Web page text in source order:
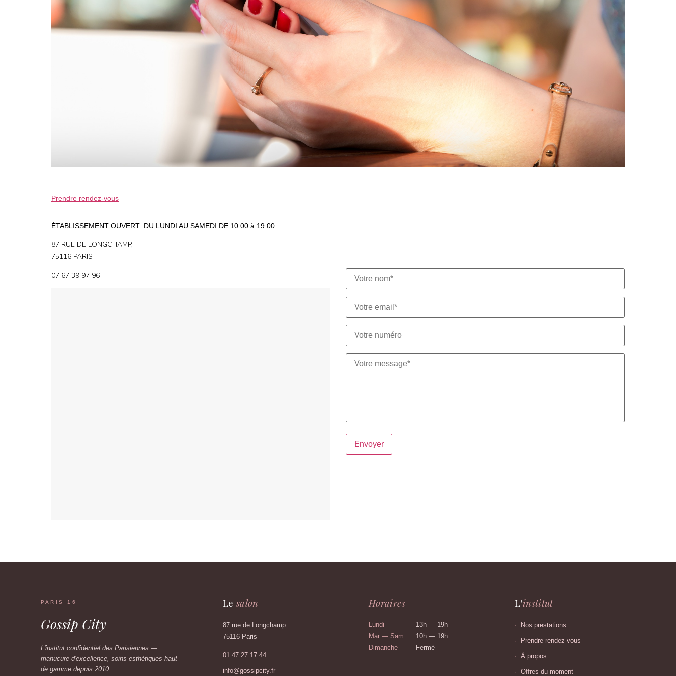
Prendre rendez-vous
ÉTABLISSEMENT OUVERT DU LUNDI AU SAMEDI DE 10:00 à 19:00
87 RUE DE LONGCHAMP,
75116 PARIS
07 67 39 97 96
PARIS 16
Gossip City
L'institut confidentiel des Parisiennes —
manucure d'excellence, soins esthétiques haut
de gamme depuis 2010.
Lesalon
87 rue de Longchamp
75116 Paris
01 47 27 17 44
info@gossipcity.fr
Horaires
Lundi
13h — 19h
Mar — Sam
10h — 19h
Dimanche
Fermé
L'institut
Nos prestations
Prendre rendez-vous
À propos
Offres du moment